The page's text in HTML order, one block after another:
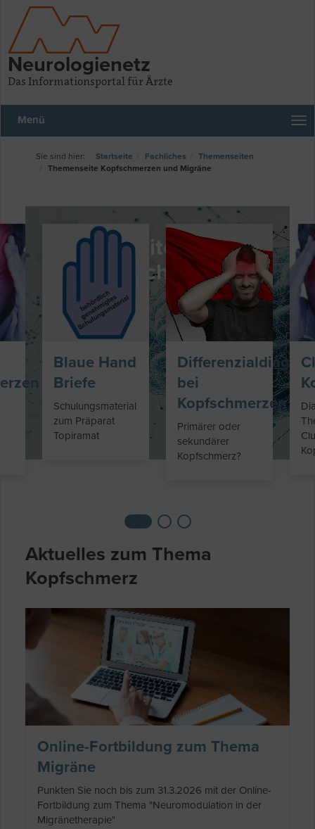
Neurologienetz
Das Informationsportal für Ärzte
Menü
Startseite Fachliches
Themenseiten
Themenseite Kopfschmerzen und Migräne
Themenseite Migräne
und Kopfschmerzen
Blaue Hand
Briefe
Schulungsmaterial
zum Präparat
Topiramat
bei
Kopfschmerzen
Primärer oder
sekundärer
Kopfschmerz?
Aktuelles zum Thema
Kopfschmerz
Online-Fortbildung zum Thema
Migräne
Punkten Sie noch bis zum 31.3.2026 mit der Online-
Fortbildung zum Thema "Neuromodulation in der
Migränetherapie"